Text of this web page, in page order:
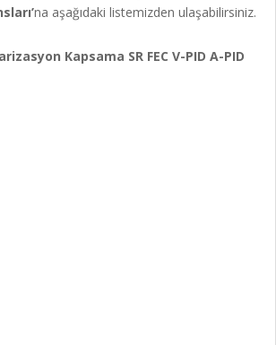
na aşağıdaki listemizden ulaşabilirsiniz.
Kapsama SR FEC V-PID A-PID